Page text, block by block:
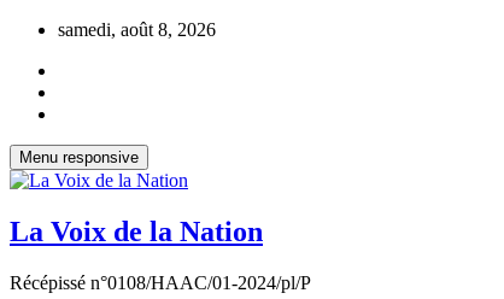
Aller
contenu
samedi, août 8, 2026
Menu responsive
La Voix de la Nation
Récépissé n°0108/HAAC/01-2024/pl/P